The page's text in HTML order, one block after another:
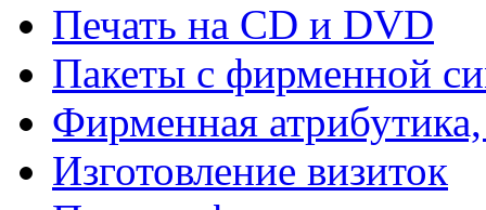
Печать на СD и DVD
Пакеты с фирменной
Фирменная
Изготовление визиток